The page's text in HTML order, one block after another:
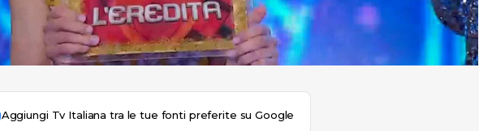
Aggiungi Tv Italiana tra le tue fonti preferite su Google